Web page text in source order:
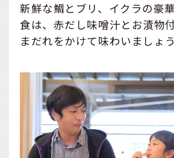
新鮮な鯛とブリ、イクラの豪
食は、赤だし味噌汁とお漬物
まだれをかけて味わいましょう